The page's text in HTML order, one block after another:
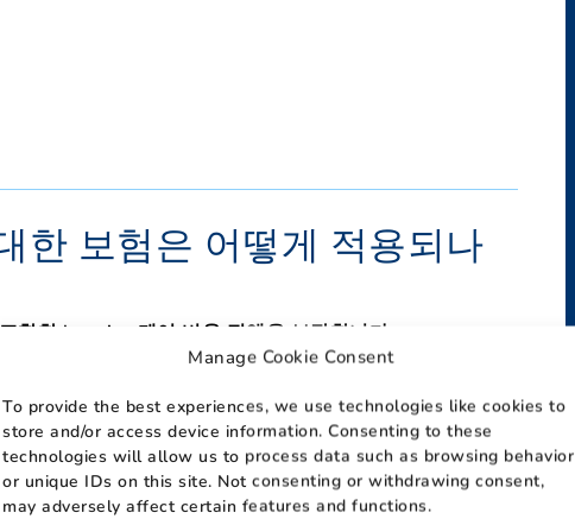
Manage Cookie Consent
To provide the best experiences, we use technologies like cookies to
store and/or access device information. Consenting to these
technologies will allow us to process data such as browsing behavior
or unique IDs on this site. Not consenting or withdrawing consent,
may adversely affect certain features and functions.
한 보험은 어떻게 적용되나
함한 hospice 케어 비용 전액을 보장합니다.
인 요건 없이 hospice 치료 비용을 지불합니다. 하지만 성
hospice 케어와 관련된 비용의 일부 또는 전부를 보장하
소액의 코페이를 지불해야 할 수도 있습니다.